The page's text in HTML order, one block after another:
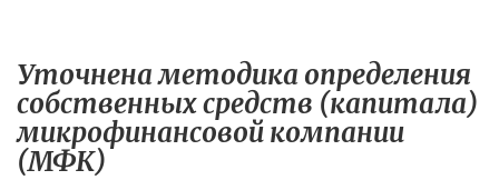
Уточнена методика определения
собственных средств (капитала)
микрофинансовой компании
(МФК)